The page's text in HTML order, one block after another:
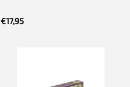
€17,95